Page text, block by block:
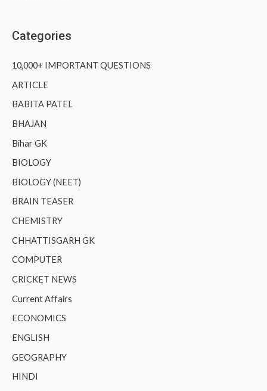
Categories
10,000+ IMPORTANT QUESTIONS
ARTICLE
BABITA PATEL
BHAJAN
Bihar GK
BIOLOGY
BIOLOGY (NEET)
BRAIN TEASER
CHEMISTRY
CHHATTISGARH GK
COMPUTER
CRICKET NEWS
Current Affairs
ECONOMICS
ENGLISH
GEOGRAPHY
HINDI